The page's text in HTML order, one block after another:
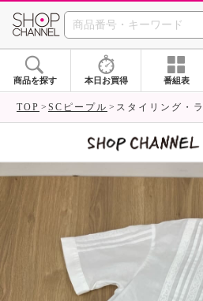
SHOP
商品を探す 本日お買得 番組表
TOP SCピープル スタイリング・